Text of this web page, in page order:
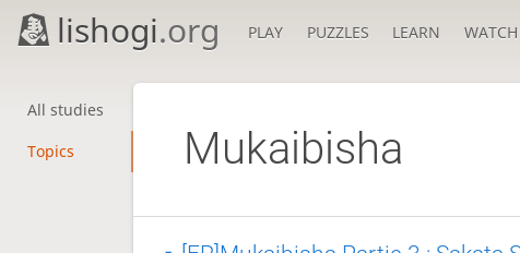
lishogi.org PLAY PUZZLES LEARN WATCH
All studies
Topics Mukaibisha